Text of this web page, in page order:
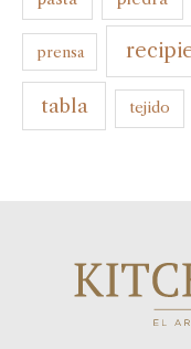
prensa
tabla tejido